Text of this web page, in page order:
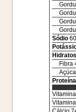
Sódio 60
Fibra
Proteína